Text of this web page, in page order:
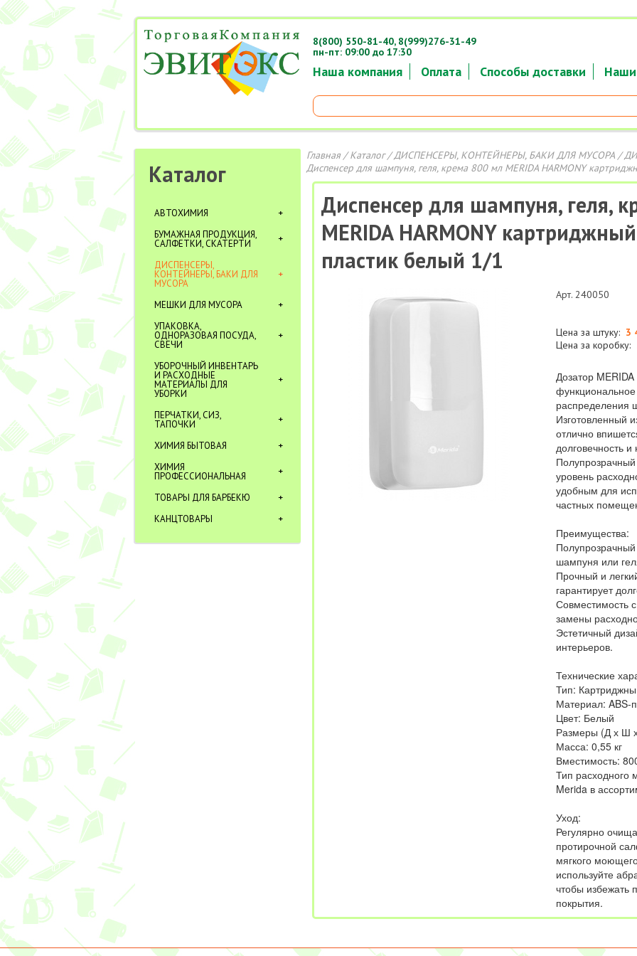
Наша компания Оплата Способы доставки Наши
8(800) 550-81-40, 8(999)276-31-49
пн-пт: 09:00 до 17:30
Каталог
АВТОХИМИЯ
БУМАЖНАЯ ПРОДУКЦИЯ,
САЛФЕТКИ, СКАТЕРТИ
ДИСПЕНСЕРЫ,
КОНТЕЙНЕРЫ, БАКИ ДЛЯ
МУСОРА
МЕШКИ ДЛЯ МУСОРА
УПАКОВКА,
ОДНОРАЗОВАЯ ПОСУДА,
СВЕЧИ
УБОРОЧНЫЙ ИНВЕНТАРЬ
И РАСХОДНЫЕ
МАТЕРИАЛЫ ДЛЯ
УБОРКИ
ПЕРЧАТКИ, СИЗ,
ТАПОЧКИ
ХИМИЯ БЫТОВАЯ
ХИМИЯ
ПРОФЕССИОНАЛЬНАЯ
ТОВАРЫ ДЛЯ БАРБЕКЮ
КАНЦТОВАРЫ
Главная/Каталог/ДИСПЕНСЕРЫ, КОНТЕЙНЕРЫ, БАКИ ДЛЯ МУСОРА/
Диспенсер для шампуня, геля, крема 800 мл MERIDA HARMONY
Диспенсер для шампуня, геля,
MERIDA HARMONY
пластик белый 1/1
Арт. 240050
Цена за штуку: 3
Цена за коробку:
Дозатор
распределения
Изготовленный
отлично
долговечность и
Полупрозрачный
уровень
удобным для
частных
Преимущества:
Полупрозрачный
шампуня или
Прочный и
гарантирует
Совместимость
замены
Эстетичный
интерьеров.
Технические
Тип:
Материал: ABS-
Цвет: Белый
Размеры (Д х Ш
Масса: 0,55 кг
Вместимость:
Тип расходного
Merida в
Уход:
Регулярно
протирочной
мягкого
используйте
чтобы избежать
покрытия.